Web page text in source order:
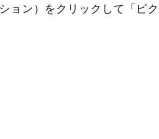
ョン）をクリックして「ピ